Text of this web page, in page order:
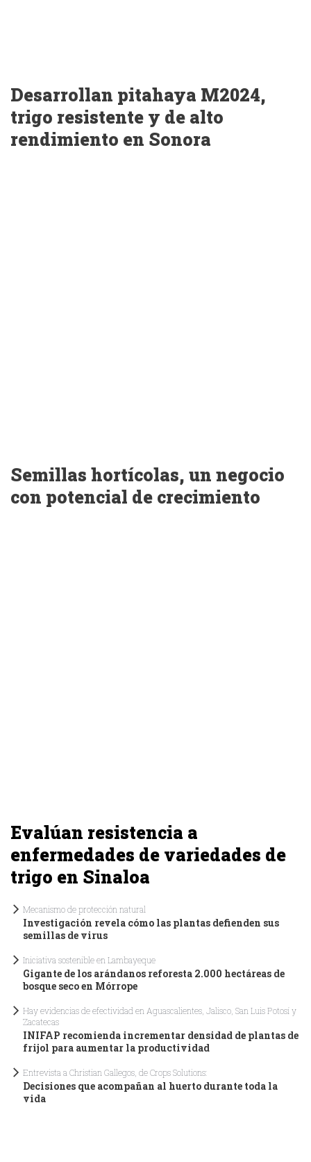
Desarrollan pitahaya M2024,
trigo resistente y de alto
rendimiento en Sonora
Semillas hortícolas, un negocio
con potencial de crecimiento
Evalúan resistencia a
enfermedades de variedades de
trigo en Sinaloa
Mecanismo de protección natural
Investigación revela cómo las plantas defienden sus
semillas de virus
Iniciativa sostenible en Lambayeque
Gigante de los arándanos reforesta 2.000 hectáreas de
bosque seco en Mórrope
Hay evidencias de efectividad en Aguascalientes, Jalisco, San Luis Potosí y
Zacatecas
INIFAP recomienda incrementar densidad de plantas de
frijol para aumentar la productividad
Entrevista a Christian Gallegos, de Crops Solutions:
Decisiones que acompañan al huerto durante toda la
vida